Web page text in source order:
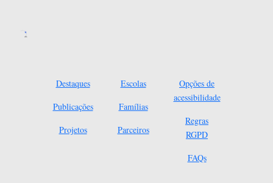
Destaques
Publicações
Projetos
Escolas
Famílias
Parceiros
Opções de
acessibilidade
Regras
RGPD
FAQs